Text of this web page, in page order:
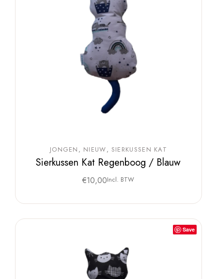
JONGEN NIEUW SIERKUSSEN KAT
Sierkussen Kat Regenboog / Blauw
€10,00Incl. BTW
Save